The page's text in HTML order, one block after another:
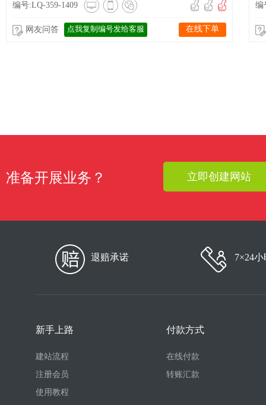
编号:LQ-359-1409
网友问答 点我复制编号发给客服 在线下单
编
准备开展业务？ 立即创建网站
退赔承诺 7×24
新手上路
建站流程
注册会员
使用教程
付款方式
在线付款
转账汇款